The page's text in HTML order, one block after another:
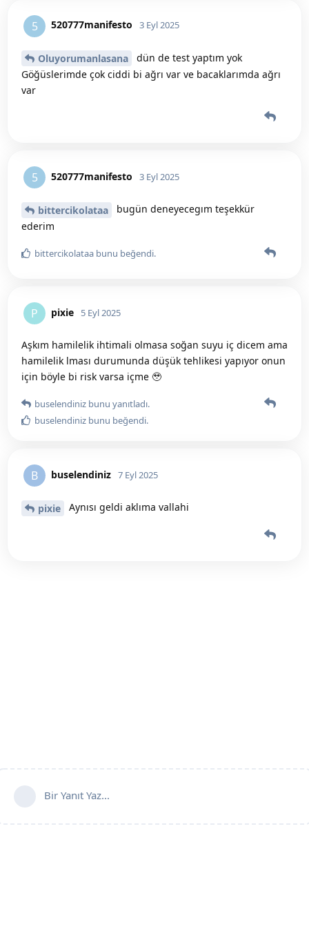
5 520777manifesto 3 Eyl 2025
Oluyorumanlasana
dün de test yaptım yok
Göğüslerimde çok ciddi bi ağrı var ve bacaklarımda ağrı
var
5 520777manifesto 3 Eyl 2025
bittercikolataa
bugün deneyecegım teşekkür
ederim
bittercikolataa bunu beğendi.
P pixie 5 Eyl 2025
Aşkım hamilelik ihtimali olmasa soğan suyu iç dicem ama
hamilelik lması durumunda düşük tehlikesi yapıyor onun
için böyle bi risk varsa içme 🥹
buselendiniz bunu yanıtladı.
buselendiniz bunu beğendi.
B buselendiniz 7 Eyl 2025
pixie Aynısı geldi aklıma vallahi
Bir Yanıt Yaz...